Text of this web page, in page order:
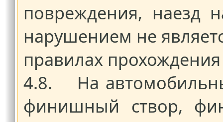
повреждения, наезд
нарушением не
правилах прохождения
4.8. На
финишный створ,